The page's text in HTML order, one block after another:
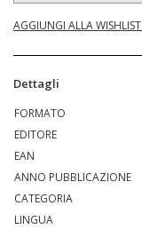
AGGIUNGI ALLA WISHLIST
Dettagli
FORMATO
EDITORE
EAN
ANNO PUBBLICAZIONE
CATEGORIA
LINGUA